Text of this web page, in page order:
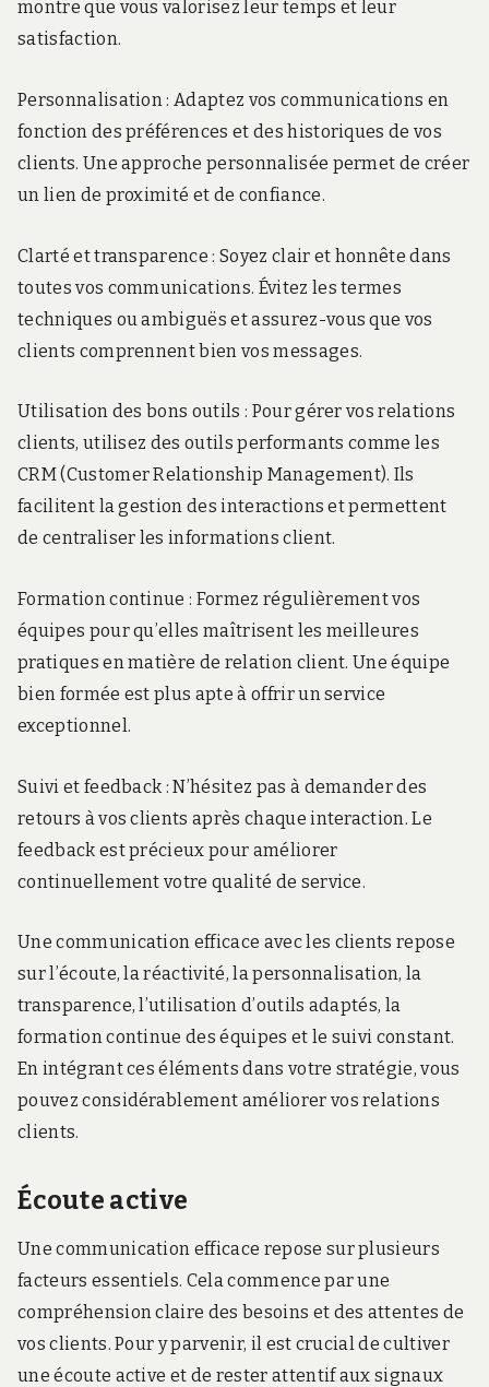
montre que vous valorisez leur temps et leur
satisfaction.
Personnalisation : Adaptez vos communications en
fonction des préférences et des historiques de vos
clients. Une approche personnalisée permet de créer
un lien de proximité et de confiance.
Clarté et transparence : Soyez clair et honnête dans
toutes vos communications. Évitez les termes
techniques ou ambiguës et assurez-vous que vos
clients comprennent bien vos messages.
Utilisation des bons outils : Pour gérer vos relations
clients, utilisez des outils performants comme les
CRM (Customer Relationship Management). Ils
facilitent la gestion des interactions et permettent
de centraliser les informations client.
Formation continue : Formez régulièrement vos
équipes pour qu’elles maîtrisent les meilleures
pratiques en matière de relation client. Une équipe
bien formée est plus apte à offrir un service
exceptionnel.
Suivi et feedback : N’hésitez pas à demander des
retours à vos clients après chaque interaction. Le
feedback est précieux pour améliorer
continuellement votre qualité de service.
Une communication efficace avec les clients repose
sur l’écoute, la réactivité, la personnalisation, la
transparence, l’utilisation d’outils adaptés, la
formation continue des équipes et le suivi constant.
En intégrant ces éléments dans votre stratégie, vous
pouvez considérablement améliorer vos relations
clients.
Écoute active
Une communication efficace repose sur plusieurs
facteurs essentiels. Cela commence par une
compréhension claire des besoins et des attentes de
vos clients. Pour y parvenir, il est crucial de cultiver
une écoute active et de rester attentif aux signaux